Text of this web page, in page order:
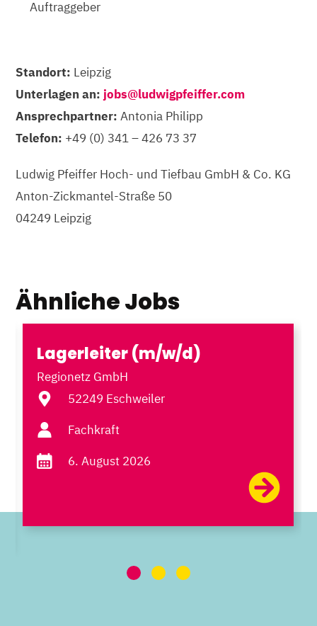
Auftraggeber
Standort: Leipzig
Unterlagen an: jobs@ludwigpfeiffer.com
Ansprechpartner: Antonia Philipp
Telefon: +49 (0) 341 – 426 73 37
Ludwig Pfeiffer Hoch- und Tiefbau GmbH & Co. KG
Anton-Zickmantel-Straße 50
04249 Leipzig
Ähnliche Jobs
Lagerleiter (m/w/d)
Regionetz GmbH
52249 Eschweiler
Fachkraft
6. August 2026